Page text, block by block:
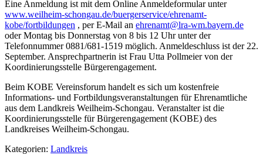
Eine Anmeldung ist mit dem Online Anmeldeformular unter
www.weilheim-schongau.de/buergerservice/ehrenamt-
kobe/fortbildungen , per E-Mail an ehrenamt@lra-wm.bayern.de
oder Montag bis Donnerstag von 8 bis 12 Uhr unter der
Telefonnummer 0881/681-1519 möglich. Anmeldeschluss ist der 22.
September. Ansprechpartnerin ist Frau Utta Pollmeier von der
Koordinierungsstelle Bürgerengagement.
Beim KOBE Vereinsforum handelt es sich um kostenfreie
Informations- und Fortbildungsveranstaltungen für Ehrenamtliche
aus dem Landkreis Weilheim-Schongau. Veranstalter ist die
Koordinierungsstelle für Bürgerengagement (KOBE) des
Landkreises Weilheim-Schongau.
Kategorien: Landkreis